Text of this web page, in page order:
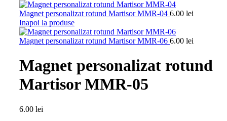
Magnet personalizat rotund Martisor MMR-04 6.00 lei
Inapoi la produse
Magnet personalizat rotund Martisor MMR-06 6.00 lei
Magnet personalizat rotund
Martisor MMR-05
6.00 lei